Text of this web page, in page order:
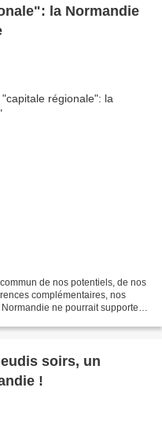
la Normandie
de nos potentiels, de nos
complémentaires, nos
ne pourrait supporter
soirs, un
!